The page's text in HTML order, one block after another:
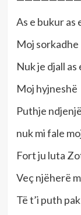
As e bukur as
Moj sorkadhe
Nuk je djall
Moj hyjneshë
Puthje
nuk mi fale
Fort ju luta
Veç njëherë
Të t’i puth